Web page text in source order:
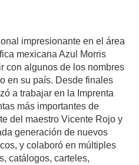
impresionante en el área
mexicana Azul Morris
con algunos de los nombres
en su país. Desde finales
a trabajar en la Imprenta
más importantes de
del maestro Vicente Rojo y
generación de nuevos
y colaboró en múltiples
catálogos, carteles,